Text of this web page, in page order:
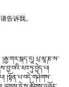
告诉我。
པྲ་མཱ་ཎ་ས་
།སྟོན་པ་བདེ་གཤེགས་